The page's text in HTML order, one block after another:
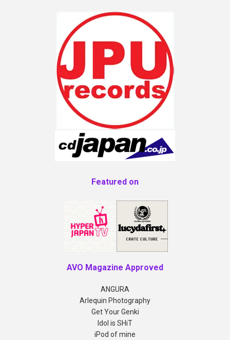
Featured on
AVO Magazine Approved
ANGURA
Arlequin Photography
Get Your Genki
Idol is SHiT
iPod of mine